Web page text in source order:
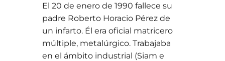
El 20 de enero de 1990 fallece su
padre Roberto Horacio Pérez de
un infarto. Él era oficial matricero
múltiple, metalúrgico. Trabajaba
en el ámbito industrial (Siam e